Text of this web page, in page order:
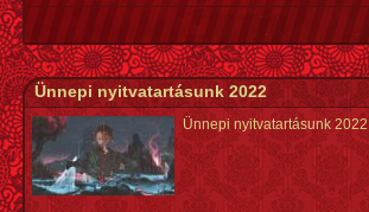
Ünnepi nyitvatartásunk 2022
Ünnepi nyitvatartásunk 2022